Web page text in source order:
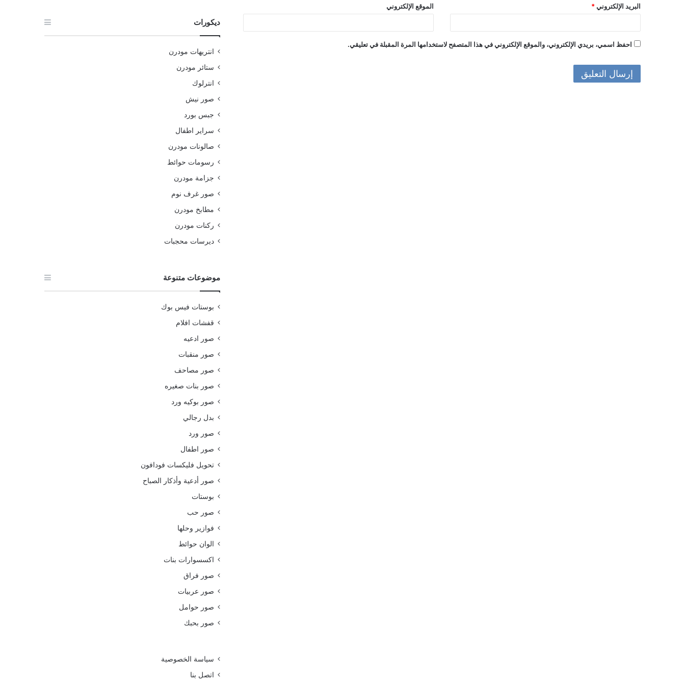
البريد الإلكتروني * الموقع الإلكتروني
احفظ اسمي، بريدي الإلكتروني، والموقع الإلكتروني في هذا المتصفح لاستخدامها المرة المقبلة في تعليقي.
ديكورات
انتريهات مودرن
ستائر مودرن
انترلوك
صور نيش
جبس بورد
سراير اطفال
صالونات مودرن
رسومات حوائط
جزامة مودرن
صور غرف نوم
مطابخ مودرن
ركنات مودرن
ديرسات محجبات
موضوعات متنوعة
بوستات فيس بوك
قفشات افلام
صور ادعيه
صور منقبات
صور مصاحف
صور بنات صغيره
صور بوكيه ورد
بدل رجالي
صور ورد
صور اطفال
تحويل فليكسات فودافون
صور أدعية وأذكار الصباح
بوستات
صور حب
فوازير وحلها
الوان حوائط
اكسسوارات بنات
صور فراق
صور عربيات
صور حوامل
صور بحبك
سياسة الخصوصية
اتصل بنا